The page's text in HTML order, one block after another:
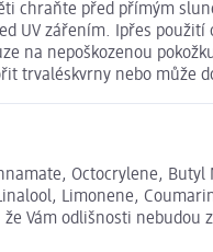
chraňte před přímým
UV zářením. Ipřes
na nepoškozenou
trvaléskvrny nebo může
Octocrylene,
Limonene,
Vám odlišnosti